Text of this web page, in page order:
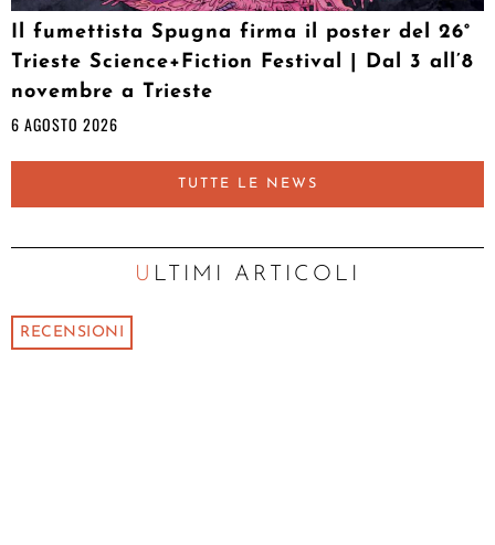
Il fumettista Spugna firma il poster del 26°
Trieste Science+Fiction Festival | Dal 3 all’8
novembre a Trieste
6 AGOSTO 2026
TUTTE LE NEWS
ULTIMI ARTICOLI
RECENSIONI